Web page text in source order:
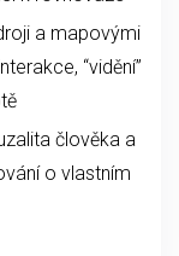
a mapovými
“vidění”
člověka a
o vlastním